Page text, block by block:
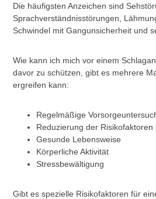
Die häufigsten Anzeichen sind
Sprachverständnisstörungen,
Schwindel mit Gangunsicherheit und
Wie kann ich mich vor einem
davor zu schützen, gibt es mehrere
ergreifen kann:
Regelmäßige
Reduzierung der Risikofaktoren
Gesunde Lebensweise
Körperliche Aktivität
Stressbewältigung
Gibt es spezielle Risikofaktoren für